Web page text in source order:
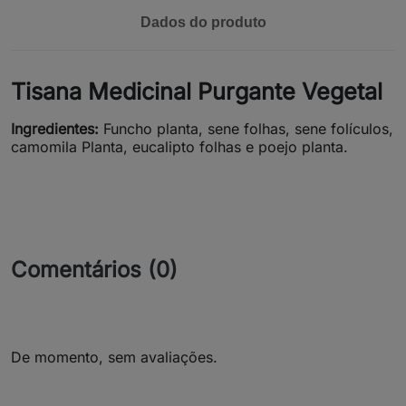
Dados do produto
Tisana Medicinal Purgante Vegetal
Ingredientes: Funcho planta, sene folhas, sene folículos,
camomila Planta, eucalipto folhas e poejo planta.
Comentários (0)
De momento, sem avaliações.